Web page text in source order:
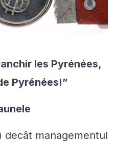
les Pyrénées,
Pyrénées!”
decât managementul